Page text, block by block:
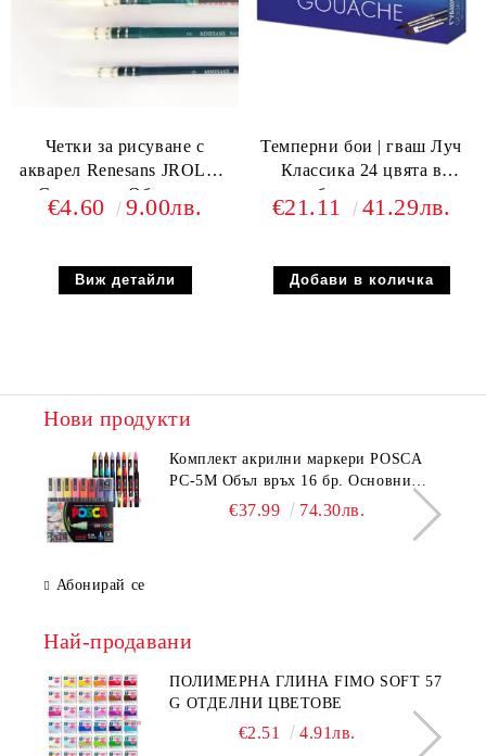
Четки за рисуване с
акварел Renesans JROLLB
Синтетика Объл връх
€4.60 9.00лв.
Виж детайли
Темперни бои | гваш Луч
Клаcсика 24 цвята в
бурканчета
€21.11 41.29лв.
Нови продукти
Комплeкт акрилни маркери POSCA
PC-5M Объл връх 16 бр. Основни
€37.99 74.30лв.
Абонирай се
Най-продавани
ПОЛИМЕРНА ГЛИНА FIMO SOFT 57
G ОТДЕЛНИ ЦВЕТОВЕ
€2.51 4.91лв.